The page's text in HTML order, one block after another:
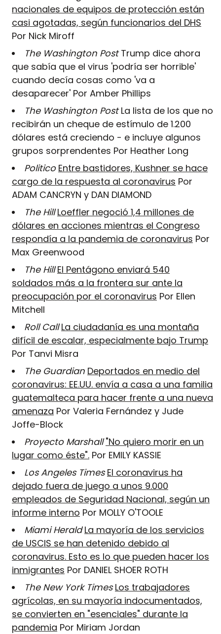
nacionales de equipos de protección están
casi agotadas, según funcionarios del DHS
Por Nick Miroff
The Washington PostTrump dice ahora
que sabía que el virus 'podría ser horrible'
cuando decía cosas como 'va a
desaparecer' Por Amber Phillips
The Washington PostLa lista de los que no
recibirán un cheque de estímulo de 1.200
dólares está creciendo - e incluye algunos
grupos sorprendentes Por Heather Long
Politico Entre bastidores, Kushner se hace
cargo de la respuesta al coronavirus Por
ADAM CANCRYN y DAN DIAMOND
The Hill Loeffler negoció 1,4 millones de
dólares en acciones mientras el Congreso
respondía a la pandemia de coronavirus Por
Max Greenwood
The Hill El Pentágono enviará 540
soldados más a la frontera sur ante la
preocupación por el coronavirus Por Ellen
Mitchell
Roll Call La ciudadanía es una montaña
difícil de escalar, especialmente bajo Trump
Por Tanvi Misra
The Guardian Deportados en medio del
coronavirus: EE.UU. envía a casa a una familia
guatemalteca para hacer frente a una nueva
amenaza Por Valeria Fernández y Jude
Joffe-Block
Proyecto Marshall "No quiero morir en un
lugar como éste". Por EMILY KASSIE
Los Angeles Times El coronavirus ha
dejado fuera de juego a unos 9.000
empleados de Seguridad Nacional, según un
informe interno Por MOLLY O'TOOLE
Miami Herald La mayoría de los servicios
de USCIS se han detenido debido al
coronavirus. Esto es lo que pueden hacer los
inmigrantes Por DANIEL SHOER ROTH
The New York Times Los trabajadores
agrícolas, en su mayoría indocumentados,
se convierten en "esenciales" durante la
pandemia Por Miriam Jordan